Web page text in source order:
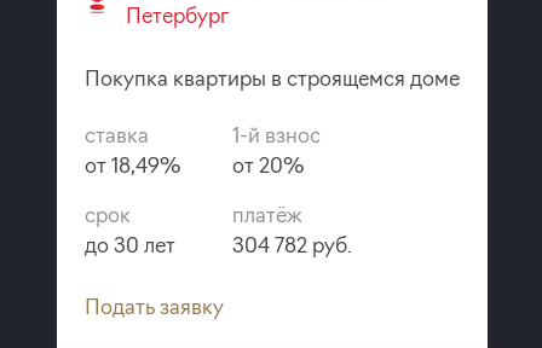
Петербург
Покупка квартиры в строящемся доме
ставка
от 18,49%
1-й взнос
от 20%
срок
до 30 лет
платёж
304 782 руб.
Подать заявку